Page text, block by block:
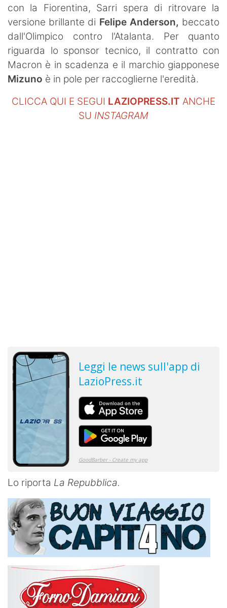
con la Fiorentina, Sarri spera di ritrovare la
versione brillante di Felipe Anderson, beccato
dall'Olimpico contro l'Atalanta. Per quanto
riguarda lo sponsor tecnico, il contratto con
Macron è in scadenza e il marchio giapponese
Mizuno è in pole per raccoglierne l'eredità.
CLICCA QUI E SEGUI LAZIOPRESS.IT ANCHE
SU INSTAGRAM
Lo riporta La Repubblica.